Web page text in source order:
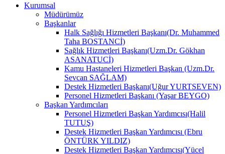
Kurumsal
Müdürümüz
Başkanlar
Halk Sağlığı Hizmetleri Başkanı(Dr. Muhammed
Taha BOSTANCİ)
Sağlık Hizmetleri Başkanı(Uzm.Dr. Gökhan
ASANATUCİ)
Kamu Hastaneleri Hizmetleri Başkan (Uzm.Dr.
Sevcan SAĞLAM)
Destek Hizmetleri Başkanı(Uğur YURTSEVEN)
Personel Hizmetleri Başkanı (Yaşar BEYGO)
Başkan Yardımcıları
Personel Hizmetleri Başkan Yardımcısı(Halil
TUTUŞ)
Destek Hizmetleri Başkan Yardımcısı (Ebru
ÖNTÜRK YILDIZ)
Destek Hizmetleri Başkan Yardımcısı(Yücel